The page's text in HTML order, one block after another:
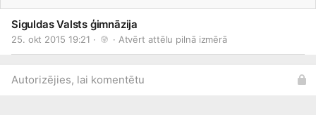
Siguldas Valsts ģimnāzija
25. okt 2015 19:21 · · Atvērt attēlu pilnā izmērā
Autorizējies, lai komentētu